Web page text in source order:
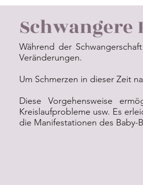
Schwangere
Während der
Veränderungen.
Um Schmerzen in dieser Zeit
Diese Vorgehensweise
Kreislaufprobleme usw. Es
die Manifestationen des Baby-